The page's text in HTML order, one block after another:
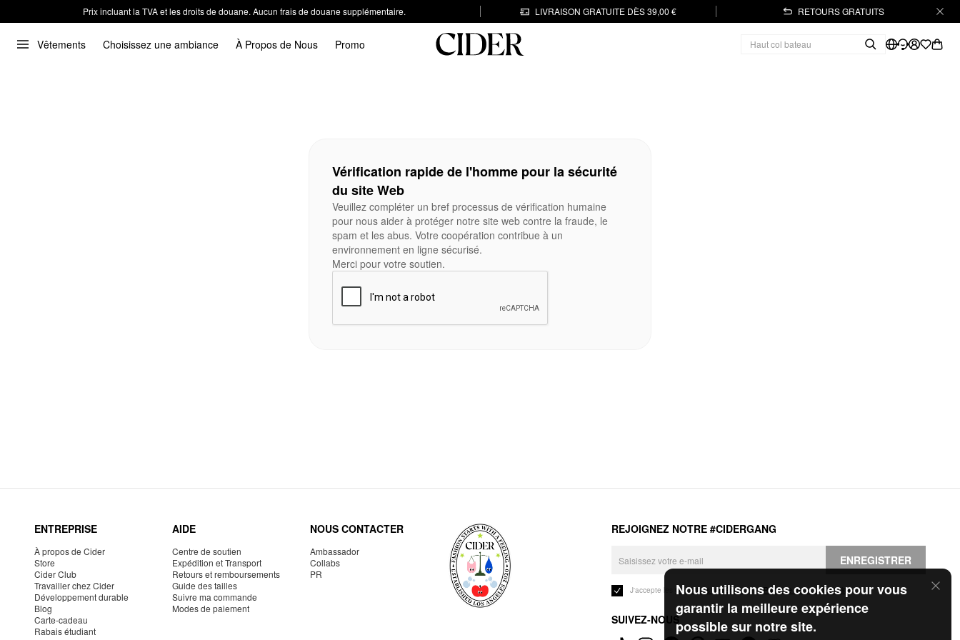
Prix incluant la TVA et les droits de douane. Aucun frais de douane supplémentaire. LIVRAISON GRATUITE DÈS 39,00 € RETOURS GRATUITS
Vêtements Choisissez une ambiance À Propos de Nous Promo
Nous utilisons des cookies pour vous
garantir la meilleure expérience
possible sur notre site.
Vérification rapide de l'homme pour la sécurité
du site Web
Veuillez compléter un bref processus de vérification humaine
pour nous aider à protéger notre site web contre la fraude, le
spam et les abus. Votre coopération contribue à un
environnement en ligne sécurisé.
Merci pour votre soutien.
ENTREPRISE
À propos de Cider
Store
Cider Club
Travailler chez Cider
Développement durable
Blog
Carte-cadeau
Rabais étudiant
AIDE
Centre de soutien
Expédition et Transport
Retours et remboursements
Guide des tailles
Suivre ma commande
Modes de paiement
NOUS CONTACTER
Ambassador
Collabs
PR
REJOIGNEZ NOTRE #CIDERGANG
ENREGISTRER
J'accepte les Conditions généraleset laPolitique de confidentialité.
SUIVEZ-NOUS